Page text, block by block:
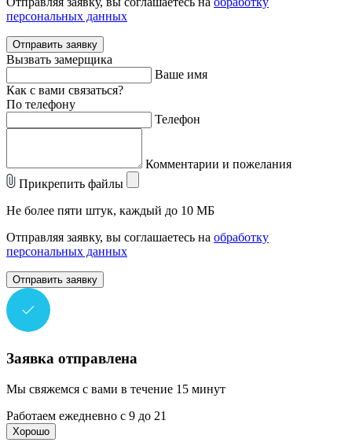
персональных данных
Отправить заявку
Вызвать замерщика
Ваше имя
Как с вами связаться?
По телефону
Телефон
Комментарии и пожелания
Прикрепить файлы
Не более пяти штук, каждый до 10 МБ
Отправляя заявку, вы соглашаетесь на обработку
персональных данных
Отправить заявку
Заявка отправлена
Мы свяжемся с вами в течение 15 минут
Работаем ежедневно с 9 до 21
Хорошо